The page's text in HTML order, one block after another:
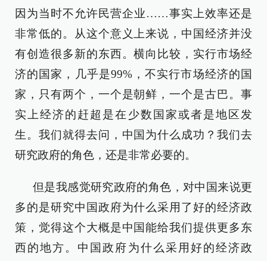
因为当时不允许民营企业……事实上效率还是
非常低的。从这个意义上来说，中国经济并没
有创造很多新的东西。横向比较，实行市场经
济的国家，几乎是99%，不实行市场经济的国
家，只有两个，一个是朝鲜，一个是古巴。事
实上经济的赶超是在少数国家或者是地区发
生。我们就得去问，中国为什么成功？我们去
研究政府的角色，还是非常必要的。
但是我感觉研究政府的角色，对中国来说更
多的是研究中国政府为什么采用了好的经济政
策，觉得这个大概是中国能给我们提供更多东
西的地方。中国政府为什么采用好的经济政